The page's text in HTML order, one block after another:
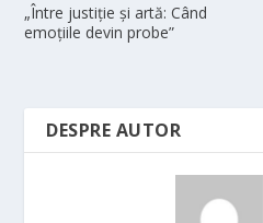
„Între justiție și artă: Când
emoțiile devin probe”
DESPRE AUTOR